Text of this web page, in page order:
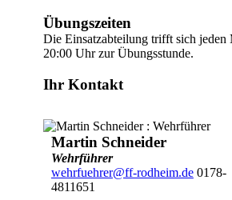
Übungszeiten
Die Einsatzabteilung trifft sich jeden
20:00 Uhr zur Übungsstunde.
Ihr Kontakt
Martin Schneider
Wehrführer
wehrfuehrer@ff-rodheim.de0178-
4811651